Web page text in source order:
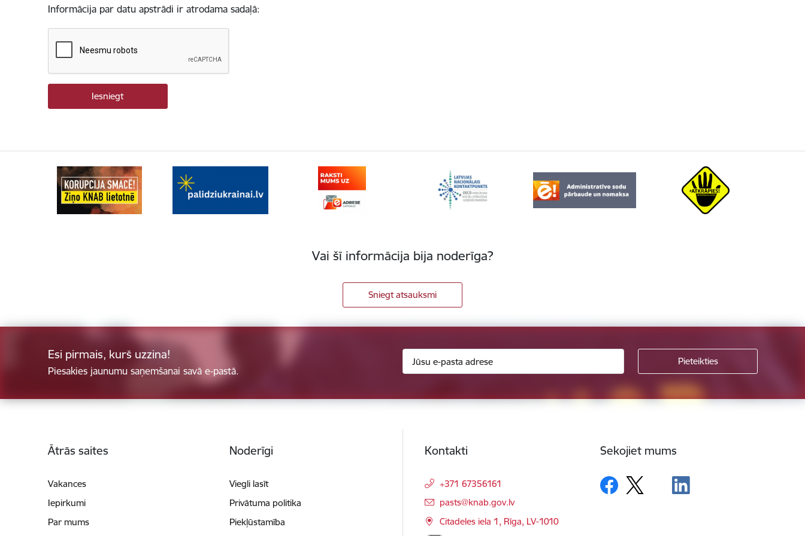
Informācija par datu apstrādi ir atrodama sadaļā:
Vai šī informācija bija noderīga?
Sniegt atsauksmi
Esi pirmais, kurš uzzina!
Piesakies jaunumu saņemšanai savā e-pastā.
Ātrās saites
Vakances
Iepirkumi
Par mums
Noderīgi
Viegli lasīt
Privātuma politika
Piekļūstamība
Kontakti
+371 67356161
E-pasts:
pasts@knab.gov.lv
Citadeles iela 1, Rīga, LV-1010
Sekojiet mums